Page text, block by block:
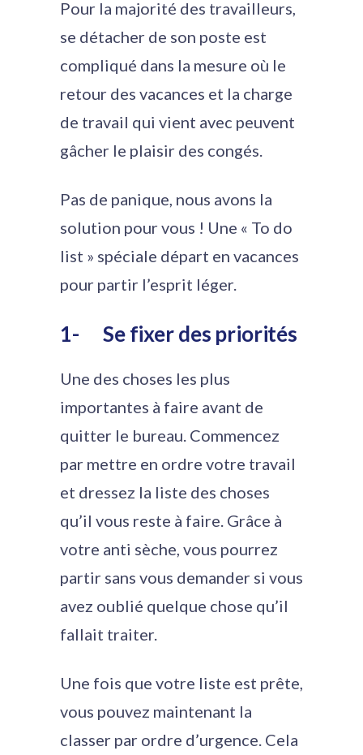
Pour la majorité des travailleurs,
se détacher de son poste est
compliqué dans la mesure où le
retour des vacances et la charge
de travail qui vient avec peuvent
gâcher le plaisir des congés.
Pas de panique, nous avons la
solution pour vous ! Une « To do
list » spéciale départ en vacances
pour partir l’esprit léger.
1- Se fixer des priorités
Une des choses les plus
importantes à faire avant de
quitter le bureau. Commencez
par mettre en ordre votre travail
et dressez la liste des choses
qu’il vous reste à faire. Grâce à
votre anti sèche, vous pourrez
partir sans vous demander si vous
avez oublié quelque chose qu’il
fallait traiter.
Une fois que votre liste est prête,
vous pouvez maintenant la
classer par ordre d’urgence. Cela